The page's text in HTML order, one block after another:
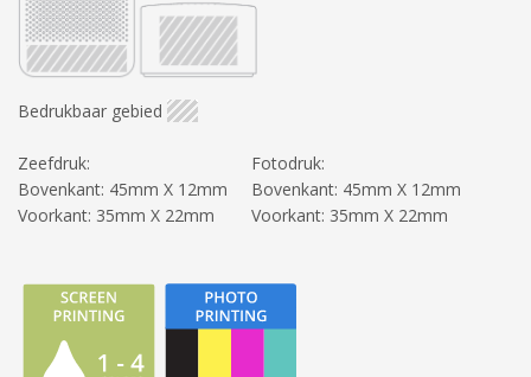
Bedrukbaar gebied
Zeefdruk:
Bovenkant: 45mm X 12mm
Voorkant: 35mm X 22mm
Fotodruk:
Bovenkant: 45mm X 12mm
Voorkant: 35mm X 22mm